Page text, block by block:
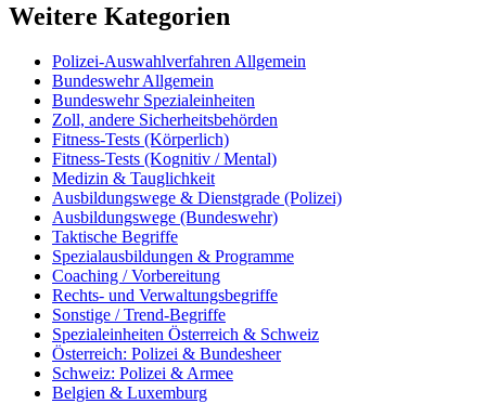
Weitere Kategorien
Polizei-Auswahlverfahren Allgemein
Bundeswehr Allgemein
Bundeswehr Spezialeinheiten
Zoll, andere Sicherheitsbehörden
Fitness-Tests (Körperlich)
Fitness-Tests (Kognitiv / Mental)
Medizin & Tauglichkeit
Ausbildungswege & Dienstgrade (Polizei)
Ausbildungswege (Bundeswehr)
Taktische Begriffe
Spezialausbildungen & Programme
Coaching / Vorbereitung
Rechts- und Verwaltungsbegriffe
Sonstige / Trend-Begriffe
Spezialeinheiten Österreich & Schweiz
Österreich: Polizei & Bundesheer
Schweiz: Polizei & Armee
Belgien & Luxemburg